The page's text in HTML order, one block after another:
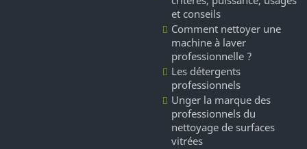
et conseils
Comment nettoyer une
machine à laver
professionnelle ?
Les détergents
professionnels
Unger la marque des
professionnels du
nettoyage de surfaces
vitrées